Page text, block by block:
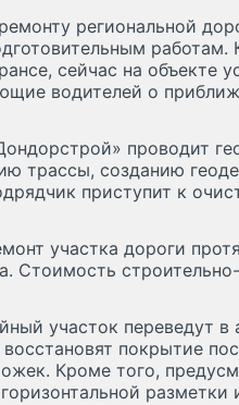
региональной
работам.
сейчас на объекте
водителей о
проводит
трассы, созданию
приступит к
участка дороги
Стоимость
участок переведут в
покрытие
Кроме того,
разметки